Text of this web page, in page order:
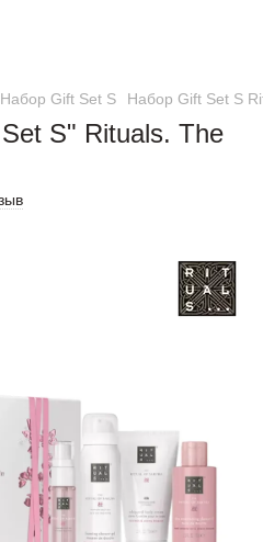
Набор Gift Set S Набор Gift Set S
S" Rituals. The